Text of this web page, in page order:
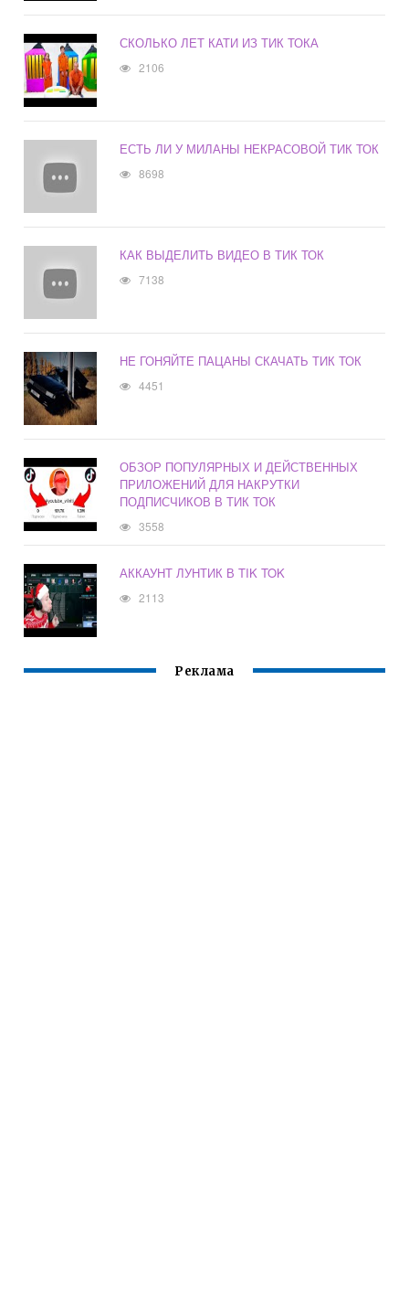
СКОЛЬКО ЛЕТ КАТИ ИЗ ТИК ТОКА
2106
ЕСТЬ ЛИ У МИЛАНЫ НЕКРАСОВОЙ ТИК ТОК
8698
КАК ВЫДЕЛИТЬ ВИДЕО В ТИК ТОК
7138
НЕ ГОНЯЙТЕ ПАЦАНЫ СКАЧАТЬ ТИК ТОК
4451
ОБЗОР ПОПУЛЯРНЫХ И ДЕЙСТВЕННЫХ
ПРИЛОЖЕНИЙ ДЛЯ НАКРУТКИ
ПОДПИСЧИКОВ В ТИК ТОК
3558
АККАУНТ ЛУНТИК В TIK TOK
2113
Реклама